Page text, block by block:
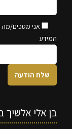
אני מסכים/מה
המידע
בן אלי אלשיך